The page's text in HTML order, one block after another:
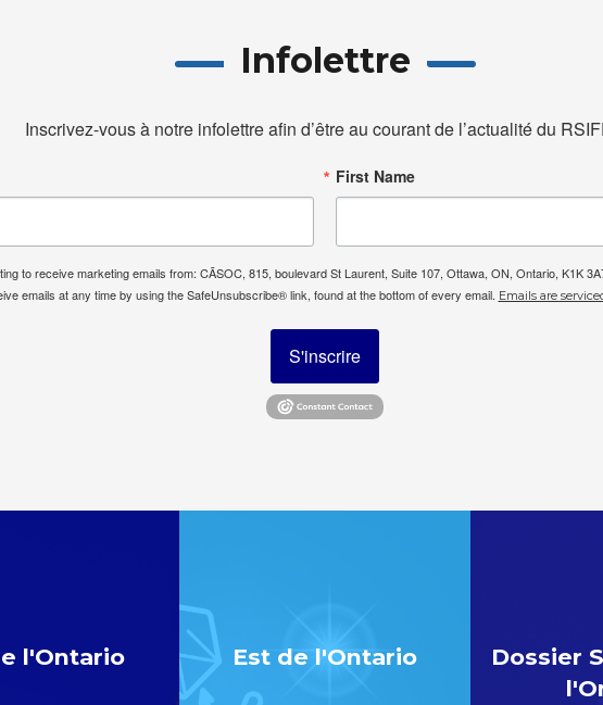
Infolettre
Inscrivez-vous à notre infolettre afin d’être au courant de l’actualité du
First Name
to receive marketing emails from: CÃSOC, 815, boulevard St Laurent, Suite 107, Ottawa, ON, Ontario, K1K
emails at any time by using the SafeUnsubscribe® link, found at the bottom of every email. Emails are
S'inscrire
l'Ontario Est de l'Ontario
Dossier